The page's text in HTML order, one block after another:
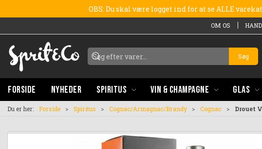
OBS: Du skal være logget ind for at se ALLE
OM OS
Søg
FORSIDE NYHEDER SPIRITUS VIN & CHAMPAGNE GLAS
Du er her: Forside Spiritus Cognac/Armagnac/Brandy Cognac Drouet